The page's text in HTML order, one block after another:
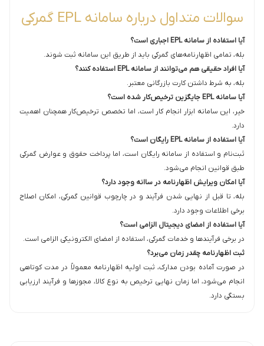
سوالات متداول درباره سامانه EPL گمرکی
آیا استفاده از سامانه EPL اجباری است؟
بله، تمامی اظهارنامه‌های گمرکی باید از طریق این سامانه ثبت شوند.
آیا افراد حقیقی هم می‌توانند از سامانه EPL استفاده کنند؟
بله، به شرط داشتن کارت بازرگانی معتبر.
آیا سامانه EPL جایگزین ترخیص‌کار شده است؟
خیر، این سامانه ابزار انجام کار است، اما تخصص ترخیص‌کار همچنان اهمیت
دارد.
آیا استفاده از سامانه EPL رایگان است؟
ثبت‌نام و استفاده از سامانه رایگان است، اما پرداخت حقوق و عوارض گمرکی
طبق قوانین انجام می‌شود.
آیا امکان ویرایش اظهارنامه در ساانه وجود دارد؟
بله، تا قبل از نهایی شدن فرآیند و در چارچوب قوانین گمرکی، امکان اصلاح
برخی اطلاعات وجود دارد.
آیا استفاده از امضای دیجیتال الزامی است؟
در برخی فرآیندها و خدمات گمرکی، استفاده از امضای الکترونیکی الزامی است.
ثبت اظهارنامه چقدر زمان می‌برد؟
در صورت آماده بودن مدارک، ثبت اولیه اظهارنامه معمولاً در مدت کوتاهی
انجام می‌شود، اما زمان نهایی ترخیص به نوع کالا، مجوزها و فرآیند ارزیابی
بستگی دارد.